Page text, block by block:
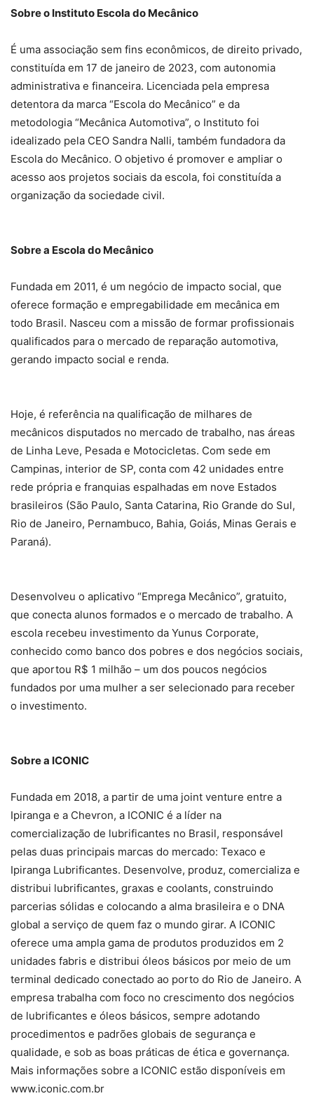
Sobre o Instituto Escola do Mecânico
É uma associação sem fins econômicos, de direito privado,
constituída em 17 de janeiro de 2023, com autonomia
administrativa e financeira. Licenciada pela empresa
detentora da marca “Escola do Mecânico” e da
metodologia “Mecânica Automotiva”, o Instituto foi
idealizado pela CEO Sandra Nalli, também fundadora da
Escola do Mecânico. O objetivo é promover e ampliar o
acesso aos projetos sociais da escola, foi constituída a
organização da sociedade civil.
Sobre a Escola do Mecânico
Fundada em 2011, é um negócio de impacto social, que
oferece formação e empregabilidade em mecânica em
todo Brasil. Nasceu com a missão de formar profissionais
qualificados para o mercado de reparação automotiva,
gerando impacto social e renda.
Hoje, é referência na qualificação de milhares de
mecânicos disputados no mercado de trabalho, nas áreas
de Linha Leve, Pesada e Motocicletas. Com sede em
Campinas, interior de SP, conta com 42 unidades entre
rede própria e franquias espalhadas em nove Estados
brasileiros (São Paulo, Santa Catarina, Rio Grande do Sul,
Rio de Janeiro, Pernambuco, Bahia, Goiás, Minas Gerais e
Paraná).
Desenvolveu o aplicativo “Emprega Mecânico”, gratuito,
que conecta alunos formados e o mercado de trabalho. A
escola recebeu investimento da Yunus Corporate,
conhecido como banco dos pobres e dos negócios sociais,
que aportou R$ 1 milhão – um dos poucos negócios
fundados por uma mulher a ser selecionado para receber
o investimento.
Sobre a ICONIC
Fundada em 2018, a partir de uma joint venture entre a
Ipiranga e a Chevron, a ICONIC é a líder na
comercialização de lubrificantes no Brasil, responsável
pelas duas principais marcas do mercado: Texaco e
Ipiranga Lubrificantes. Desenvolve, produz, comercializa e
distribui lubrificantes, graxas e coolants, construindo
parcerias sólidas e colocando a alma brasileira e o DNA
global a serviço de quem faz o mundo girar. A ICONIC
oferece uma ampla gama de produtos produzidos em 2
unidades fabris e distribui óleos básicos por meio de um
terminal dedicado conectado ao porto do Rio de Janeiro. A
empresa trabalha com foco no crescimento dos negócios
de lubrificantes e óleos básicos, sempre adotando
procedimentos e padrões globais de segurança e
qualidade, e sob as boas práticas de ética e governança.
Mais informações sobre a ICONIC estão disponíveis em
www.iconic.com.br